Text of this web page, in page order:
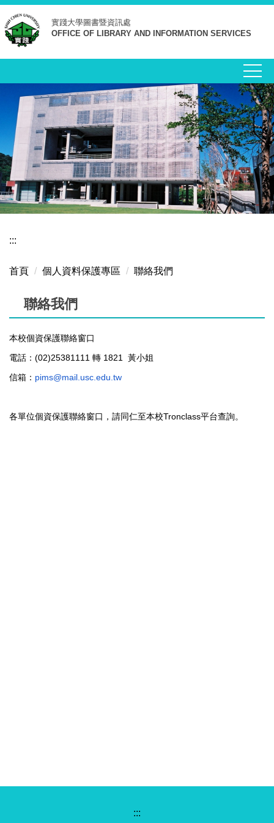
跳
到
主
要
實踐大學圖書暨資訊處
OFFICE OF LIBRARY AND INFORMATION SERVICES
:::
首頁 個人資料保護專區 聯絡我們
聯絡我們
本校個資保護聯絡窗口
電話：(02)25381111 轉 1821 黃小姐
信箱： pims@mail.usc.edu.tw
各單位個資保護聯絡窗口，請同仁至本校Tronclass平台查詢。
:::